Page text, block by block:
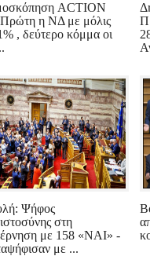
ACTION
η ΝΔ με μόλις
, δεύτερο κόμμα οι
Ψήφος
στη
με 158 «ΝΑΙ» -
με ...